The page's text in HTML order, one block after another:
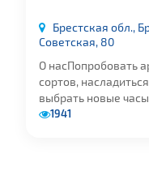
Брестская обл.,
Советская, 80
О насПопробовать
сортов,
выбрать новые
1941